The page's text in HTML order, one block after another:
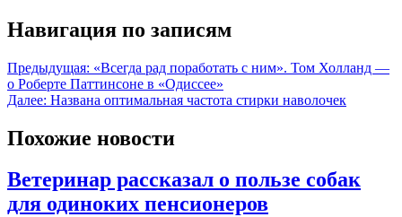
Навигация по записям
Предыдущая: «Всегда рад поработать с ним». Том Холланд —
о Роберте Паттинсоне в «Одиссее»
Далее: Названа оптимальная частота стирки наволочек
Похожие новости
Ветеринар рассказал о пользе собак
для одиноких пенсионеров